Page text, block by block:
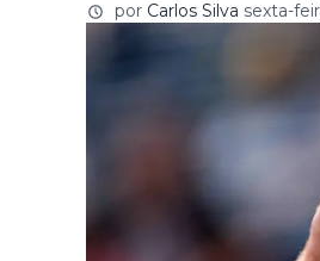
por Carlos Silva sexta-